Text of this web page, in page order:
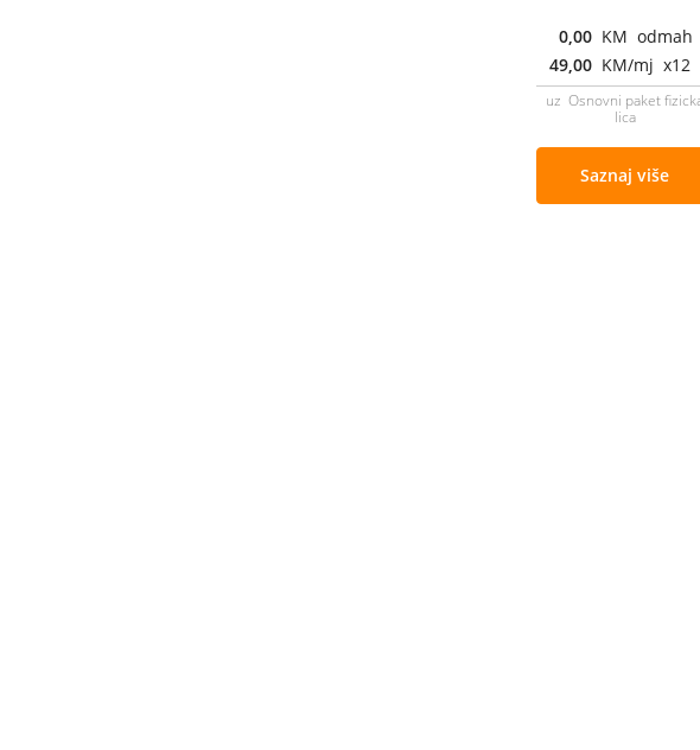
0,00 KM odmah
49,00 KM/mj x12
uz Osnovni paket
lica
Saznaj više